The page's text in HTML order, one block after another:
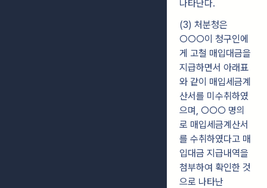
나타난다.
(3) 처분청은
○○○이 청구인에
게 고철 매입대금을
지급하면서 아래표
와 같이 매입세금계
산서를 미수취하였
으며, ○○○ 명의
로 매입세금계산서
를 수취하였다고 매
입대금 지급내역을
첨부하여 확인한 것
으로 나타난